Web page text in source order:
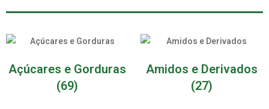
Açúcares e Gorduras
(69)
Amidos e Derivados
(27)